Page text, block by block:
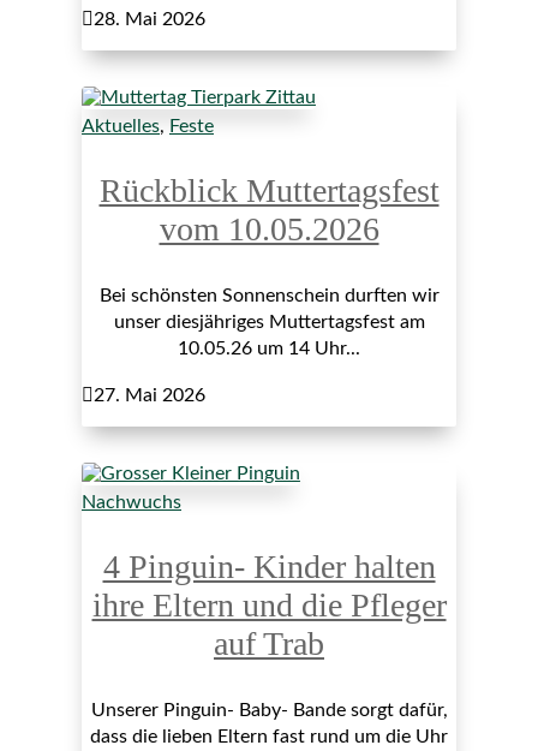
28. Mai 2026
Aktuelles, Feste
Rückblick Muttertagsfest
vom 10.05.2026
Bei schönsten Sonnenschein durften wir
unser diesjähriges Muttertagsfest am
10.05.26 um 14 Uhr...
27. Mai 2026
Nachwuchs
4 Pinguin- Kinder halten
ihre Eltern und die Pfleger
auf Trab
Unserer Pinguin- Baby- Bande sorgt dafür,
dass die lieben Eltern fast rund um die Uhr